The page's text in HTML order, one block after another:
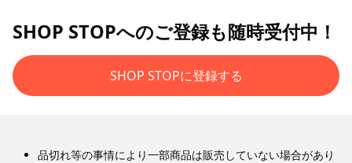
SHOP STOPへのご登録も随時受付中！
SHOP STOPに登録する
品切れ等の事情により一部商品は販売していない場合があり